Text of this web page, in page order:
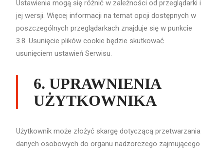
Ustawienia mogą się różnić w zależności od przeglądarki i
jej wersji. Więcej informacji na temat opcji dostępnych w
poszczególnych przeglądarkach znajduje się w punkcie
3.8. Usunięcie plików cookie będzie skutkować
usunięciem ustawień Serwisu.
6. UPRAWNIENIA
UŻYTKOWNIKA
Użytkownik może złożyć skargę dotyczącą przetwarzania
danych osobowych do organu nadzorczego zajmującego